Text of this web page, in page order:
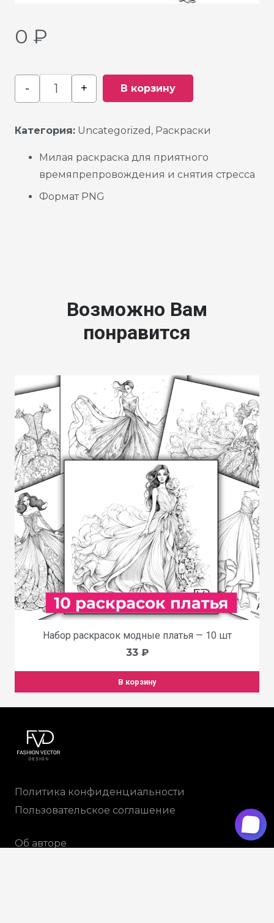
0 ₽
Quantity
- + В корзину
Категория: Uncategorized , Раскраски
Милая раскраска для приятного
времяпрепровождения и снятия стресса
Формат PNG
Возможно Вам
понравится
Набор раскрасок модные платья — 10 шт
33 ₽
В корзину
Политика конфиденциальности
Пользовательское соглашение
Об авторе